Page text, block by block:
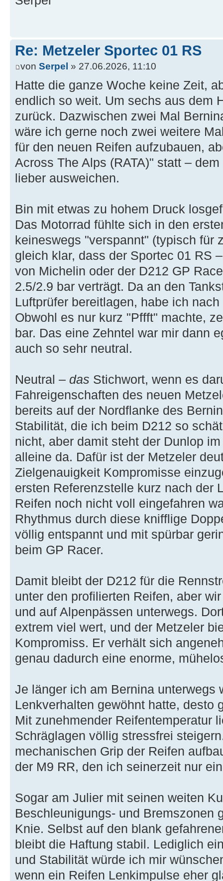
Re: Metzeler Sportec 01 RS
von Serpel » 27.06.2026, 11:10
Hatte die ganze Woche keine Zeit,
endlich so weit. Um sechs aus dem
zurück. Dazwischen zwei Mal
wäre ich gerne noch zwei weitere
für den neuen Reifen aufzubauen,
Across The Alps (RATA)" statt –
lieber ausweichen.
Bin mit etwas zu hohem Druck
Das Motorrad fühlte sich in den
keineswegs "verspannt" (typisch für
gleich klar, dass der Sportec 01 RS
von Michelin oder der D212 GP
2.5/2.9 bar verträgt. Da an den
Luftprüfer bereitlagen, habe ich
Obwohl es nur kurz "Pffft" machte,
bar. Das eine Zehntel war mir dann
auch so sehr neutral.
Neutral – das Stichwort, wenn es
Fahreigenschaften des neuen
bereits auf der Nordflanke des
Stabilität, die ich beim D212 so
nicht, aber damit steht der Dunlop
alleine da. Dafür ist der Metzeler
Zielgenauigkeit Kompromisse
ersten Referenzstelle kurz nach der
Reifen noch nicht voll eingefahren
Rhythmus durch diese knifflige
völlig entspannt und mit spürbar
beim GP Racer.
Damit bleibt der D212 für die
unter den profilierten Reifen, aber
und auf Alpenpässen unterwegs.
extrem viel wert, und der Metzeler
Kompromiss. Er verhält sich
genau dadurch eine enorme,
Je länger ich am Bernina unterwegs
Lenkverhalten gewöhnt hatte, desto
Mit zunehmender Reifentemperatur
Schräglagen völlig stressfrei
mechanischen Grip der Reifen
der M9 RR, den ich seinerzeit nur
Sogar am Julier mit seinen weiten
Beschleunigungs- und Bremszonen
Knie. Selbst auf den blank
bleibt die Haftung stabil. Lediglich
und Stabilität würde ich mir
wenn ein Reifen Lenkimpulse eher